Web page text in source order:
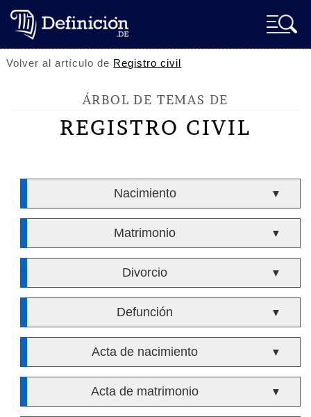
Volver al artículo de Registro civil
ÁRBOL DE TEMAS DE
REGISTRO CIVIL
Nacimiento ▼
Matrimonio ▼
Divorcio ▼
Defunción ▼
Acta de nacimiento ▼
Acta de matrimonio ▼